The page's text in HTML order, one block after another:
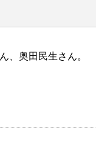
、奥田民生さん。